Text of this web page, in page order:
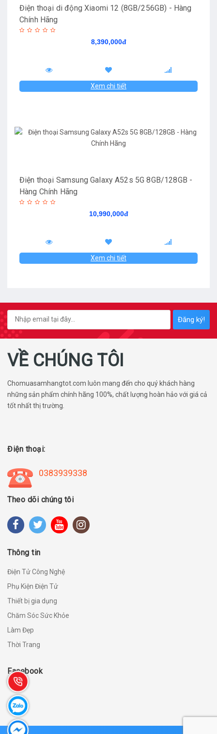
Điện thoại di động Xiaomi 12 (8GB/256GB) - Hàng
Chính Hãng
8,390,000đ
Xem chi tiết
Điện thoại Samsung Galaxy A52s 5G 8GB/128GB -
Hàng Chính Hãng
10,990,000đ
Xem chi tiết
Đăng ký!
VỀ CHÚNG TÔI
Chomuasamhangtot.com luôn mang đến cho quý khách hàng
những sản phẩm chính hãng 100%, chất lượng hoàn hảo với giá cả
tốt nhất thị trường.
Điện thoại:
0383939338
Theo dõi chúng tôi
Thông tin
Điện Tử Công Nghệ
Phụ Kiện Điện Tử
Thiết bị gia dụng
Chăm Sóc Sức Khỏe
Làm Đẹp
Thời Trang
Facebook